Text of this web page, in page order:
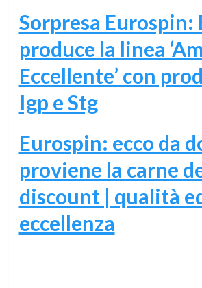
Sorpresa Eurospin:
produce la linea
Eccellente’ con
Igp e Stg
Eurospin: ecco da
proviene la carne
discount | qualità
eccellenza